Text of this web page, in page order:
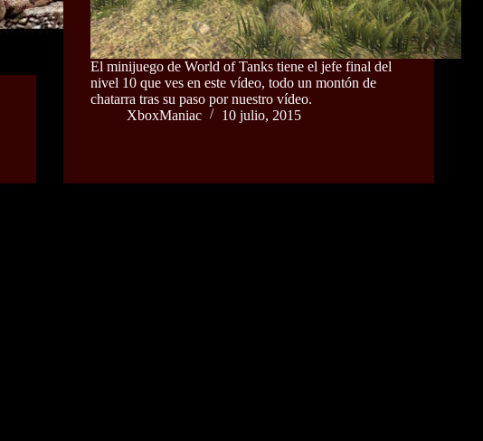
El minijuego de World of Tanks tiene el jefe final del
nivel 10 que ves en este vídeo, todo un montón de
chatarra tras su paso por nuestro vídeo.
XboxManiac
10 julio, 2015